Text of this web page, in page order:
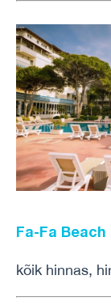
Fa-Fa
kõik hinnas,